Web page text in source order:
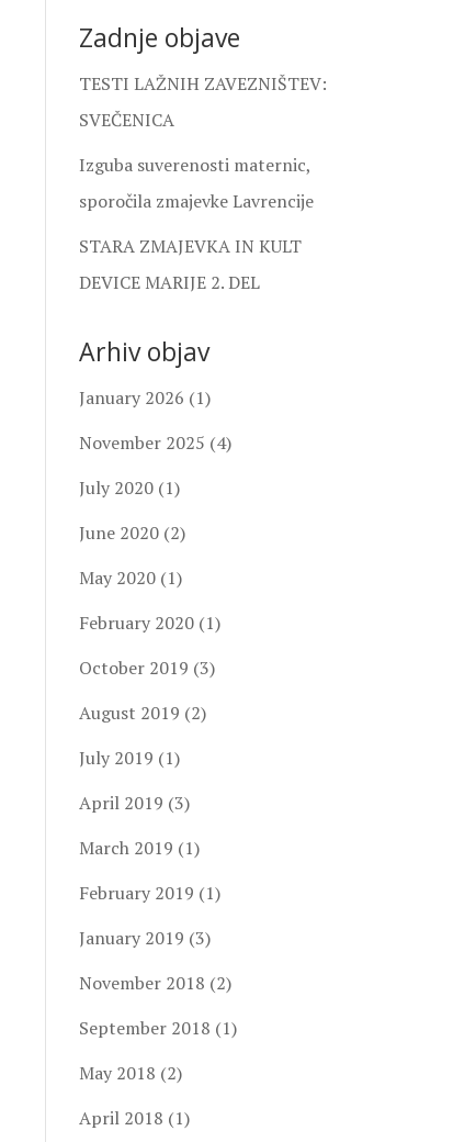
Zadnje objave
TESTI LAŽNIH ZAVEZNIŠTEV:
SVEČENICA
Izguba suverenosti maternic,
sporočila zmajevke Lavrencije
STARA ZMAJEVKA IN KULT
DEVICE MARIJE 2. DEL
Arhiv objav
January 2026 (1)
November 2025 (4)
July 2020(1)
June 2020(2)
May 2020(1)
February 2020(1)
October 2019 (3)
August 2019 (2)
July 2019 (1)
April 2019 (3)
March 2019 (1)
February 2019 (1)
January 2019 (3)
November 2018 (2)
September 2018 (1)
May 2018 (2)
April 2018 (1)